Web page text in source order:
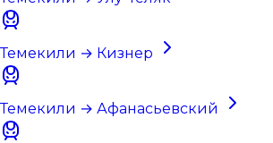
Темекили → Кизнер
Темекили → Афанасьевский